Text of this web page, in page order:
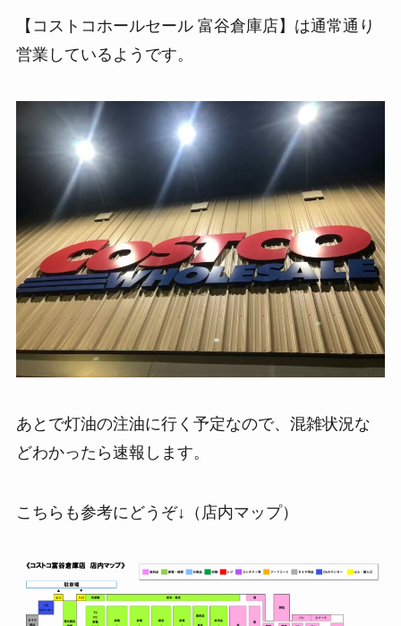
【コストコホールセール 富谷倉庫店】は通常通り
営業しているようです。
あとで灯油の注油に行く予定なので、混雑状況な
どわかったら速報します。
こちらも参考にどうぞ↓（店内マップ）